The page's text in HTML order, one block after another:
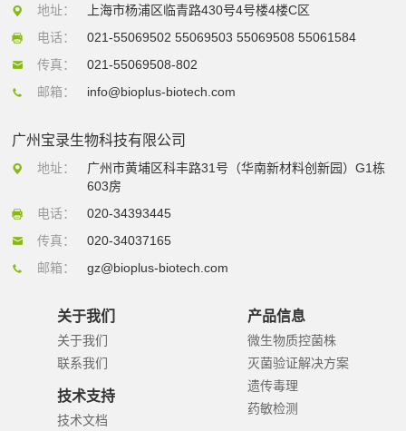
地址：
上海市杨浦区临青路430号4号楼4楼C区
电话：
021-55069502 55069503 55069508 55061584
传真：
021-55069508-802
邮箱：
info@bioplus-biotech.com
广州宝录生物科技有限公司
地址：
广州市黄埔区科丰路31号（华南新材料创新园）G1栋
603房
电话：
020-34393445
传真：
020-34037165
邮箱：
gz@bioplus-biotech.com
关于我们
关于我们
联系我们
技术支持
技术文档
产品信息
微生物质控菌株
灭菌验证解决方案
遗传毒理
药敏检测